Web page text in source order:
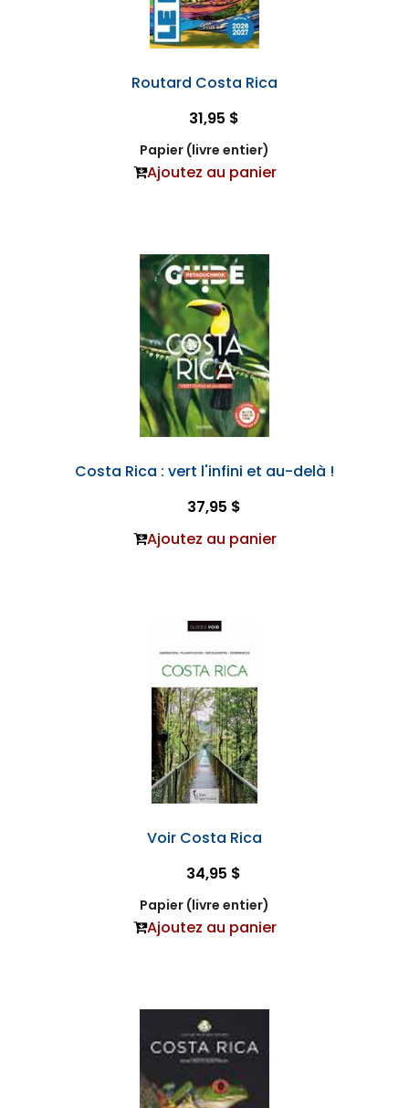
Routard Costa Rica
31,95 $
Papier (livre entier)
Ajoutez au panier
Costa Rica : vert l'infini et au-delà !
37,95 $
Ajoutez au panier
Voir Costa Rica
34,95 $
Papier (livre entier)
Ajoutez au panier